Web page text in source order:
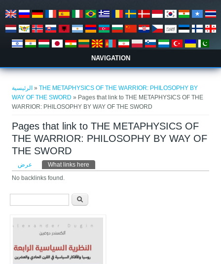
NAVIGATION
الرئيسية »THE METAPHYSICS OF THE WARRIOR: PHILOSOPHY BY
WAY OF THE SWORD » Pages that link to THE METAPHYSICS OF THE
WARRIOR: PHILOSOPHY BY WAY OF THE SWORD
Pages that link to THE METAPHYSICS OF
THE WARRIOR: PHILOSOPHY BY WAY OF
THE SWORD
التبويبات الأساسية
عرض What links here
No backlinks found.
استمارة البحث